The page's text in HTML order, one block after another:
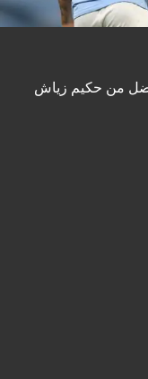
من حكيم زياش